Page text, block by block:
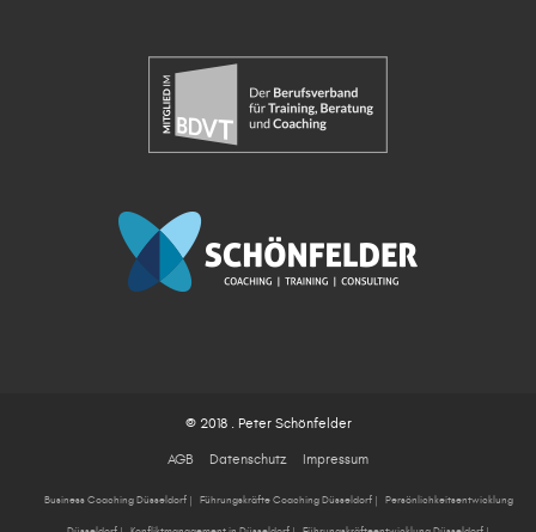
© 2018 . Peter Schönfelder
AGB Datenschutz Impressum
Business Coaching Düsseldorf | Führungskräfte Coaching Düsseldorf | Persönlichkeitsentwicklung